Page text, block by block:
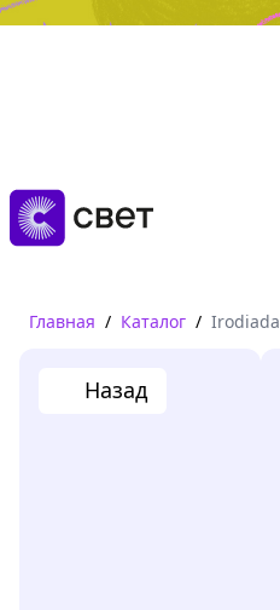
Дружба, любовь, взросление
Читать
Главная / Каталог / Irodiada
Назад